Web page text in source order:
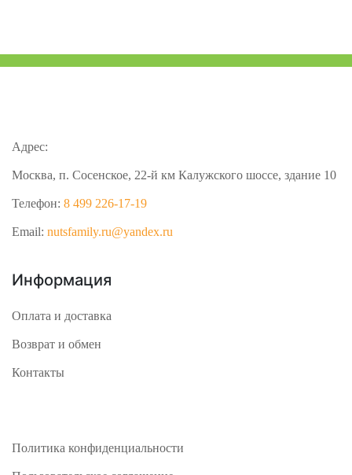
Адрес:
Москва, п. Сосенское, 22-й км Калужского шоссе, здание 10
Телефон: 8 499 226-17-19
Email: nutsfamily.ru@yandex.ru
Информация
Оплата и доставка
Возврат и обмен
Контакты
Политика конфиденциальности